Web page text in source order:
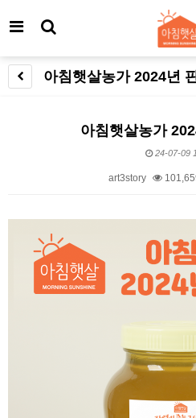
아침햇살농가 2024년
아침햇살농가
24-07-09
art3story
본문